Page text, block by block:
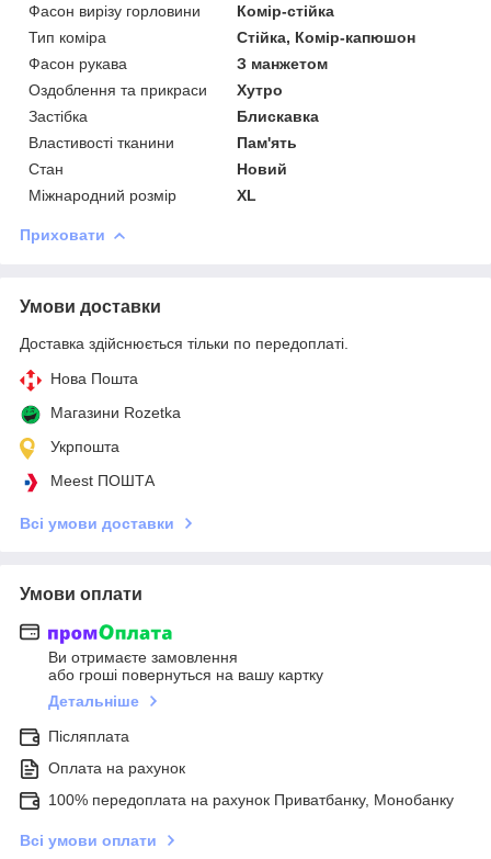
Фасон вирізу горловини
Комір-стійка
Тип коміра
Стійка, Комір-капюшон
Фасон рукава
З манжетом
Оздоблення та прикраси
Хутро
Застібка
Блискавка
Властивості тканини
Пам'ять
Стан
Новий
Міжнародний розмір
XL
Приховати
Умови доставки
Доставка здійснюється тільки по передоплаті.
Нова Пошта
Магазини Rozetka
Укрпошта
Meest ПОШТА
Всі умови доставки
Умови оплати
Ви отримаєте замовлення
або гроші повернуться на вашу картку
Детальніше
Післяплата
Оплата на рахунок
100% передоплата на рахунок Приватбанку, Монобанку
Всі умови оплати